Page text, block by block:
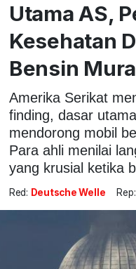
Utama AS,
Kesehatan
Bensin
Amerika Serikat
finding, dasar
mendorong mobil
Para ahli menilai
yang krusial ketika
Red: Deutsche Welle Rep: